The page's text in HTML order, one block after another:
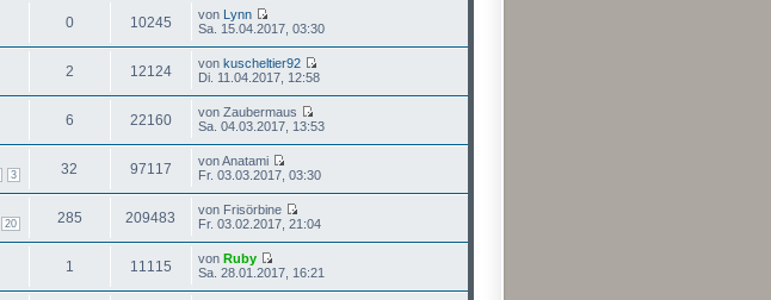
0 10245 von Lynn
Sa. 15.04.2017, 03:30
2 12124 von kuscheltier92
Di. 11.04.2017, 12:58
6 22160
von Zaubermaus
Sa. 04.03.2017, 13:53
3 32 97117
von Anatami
Fr. 03.03.2017, 03:30
20 285 209483
von Frisörbine
Fr. 03.02.2017, 21:04
1 11115 von Ruby
Sa. 28.01.2017, 16:21